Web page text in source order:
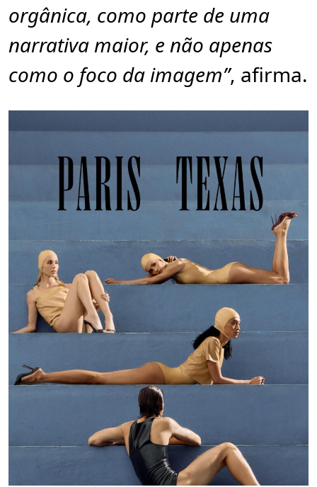
orgânica, como parte de uma
narrativa maior, e não apenas
como o foco da imagem”, afirma.